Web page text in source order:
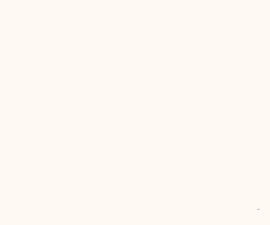
-